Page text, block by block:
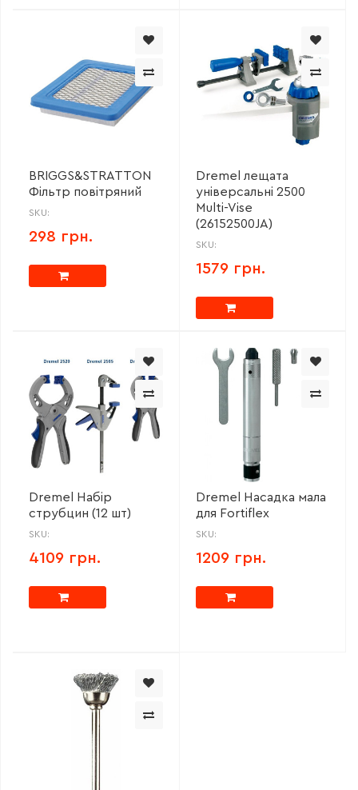
BRIGGS&STRATTON
Фільтр повітряний
SKU:
298 грн.
Dremel лещата
універсальні 2500
Multi-Vise
(26152500JA)
SKU:
1579 грн.
Dremel Набір
струбцин (12 шт)
SKU:
4109 грн.
Dremel Насадка мала
для Fortiflex
SKU:
1209 грн.